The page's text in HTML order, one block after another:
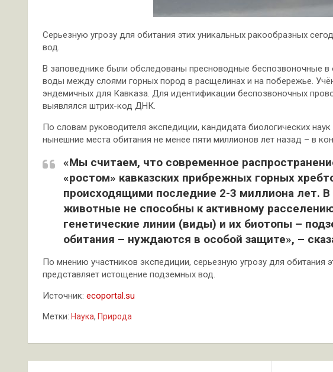
Серьезную угрозу для обитания этих уникальных ракообразных
вод.
В заповеднике были обследованы пресноводные беспозвоночные в
воды между слоями горных пород в расщелинах и на побережье.
эндемичных для Кавказа. Для идентификации беспозвоночных
выявлялся штрих-код ДНК.
По словам руководителя экспедиции, кандидата биологических
нынешние места обитания не менее пяти миллионов лет назад – в
«Мы считаем, что современное
«ростом» кавказских прибрежных горных
происходящими последние 2-3 миллиона лет. В
животные не способны к активному
генетические линии (виды) и их биотопы –
обитания – нуждаются в особой защите», –
По мнению участников экспедиции, серьезную угрозу для обитания
представляет истощение подземных вод.
Источник: ecoportal.su
Метки: Наука, Природа